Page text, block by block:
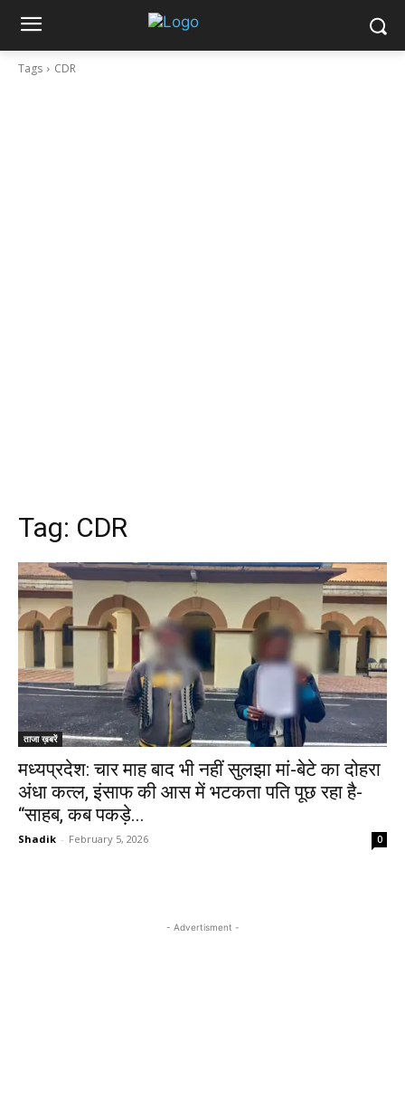
Tags CDR
Tag: CDR
ताजा ख़बरें
मध्यप्रदेश: चार माह बाद भी नहीं सुलझा मां-बेटे का दोहरा
अंधा कत्ल, इंसाफ की आस में भटकता पति पूछ रहा है-
“साहब, कब पकड़े...
Shadik - February 5, 2026 0
- Advertisment -